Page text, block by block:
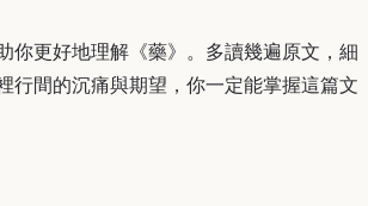
你更好地理解《藥》。多讀幾遍原文，細
行間的沉痛與期望，你一定能掌握這篇文